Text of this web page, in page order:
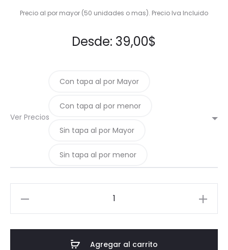
Precio al por mayor (50 unidades o mas). Precio Iva Incluido
Desde: 39,00$
Ver Precios
Con tapa al por Mayor
Con tapa al por menor
Sin tapa al por Mayor
Sin tapa al por menor
Agregar al carrito